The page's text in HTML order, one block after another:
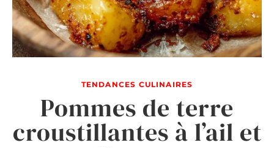
TENDANCES CULINAIRES
Pommes de terre
croustillantes à l’ail et